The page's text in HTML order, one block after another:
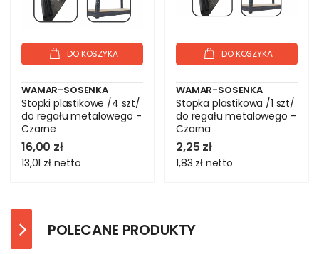
DO KOSZYKA
WAMAR-SOSENKA
Stopki plastikowe /4 szt/
do regału metalowego -
Czarne
16,00 zł
13,01 zł netto
DO KOSZYKA
WAMAR-SOSENKA
Stopka plastikowa /1 szt/
do regału metalowego -
Czarna
2,25 zł
1,83 zł netto
POLECANE PRODUKTY